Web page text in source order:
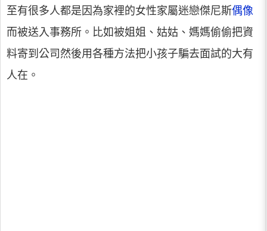
至有很多人都是因為家裡的女性家屬迷戀傑尼斯偶像
而被送入事務所。比如被姐姐、姑姑、媽媽偷偷把資
料寄到公司然後用各種方法把小孩子騙去面試的大有
人在。